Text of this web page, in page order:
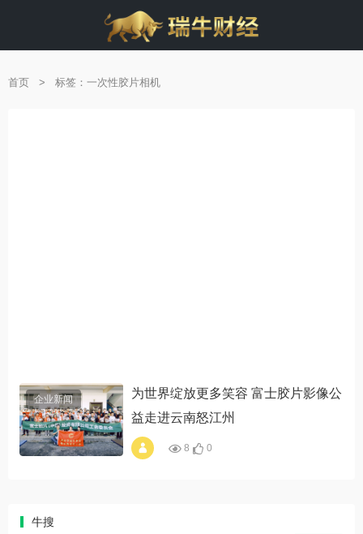
首页 > 标签：一次性胶片相机
企业新闻
为世界绽放更多笑容 富士胶片影像公
益走进云南怒江州
8 0
牛搜